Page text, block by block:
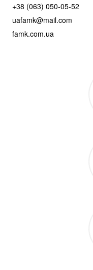
+38 (063) 050-05-52
uafamk@mail.com
famk.com.ua